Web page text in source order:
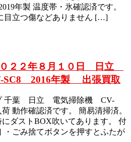
年製 温度帯・氷確認済です。
目立つ傷などありません […]
０２２年８月１０日 日立
SC8 2016年製 出張買取
千葉 日立 電気掃除機 CV-
動作確認済です。 簡易清掃済。
ダストBOX吹いてあります。 付
・ごみ捨てボタンを押すとふたが